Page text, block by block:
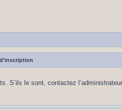
le sont, contactez